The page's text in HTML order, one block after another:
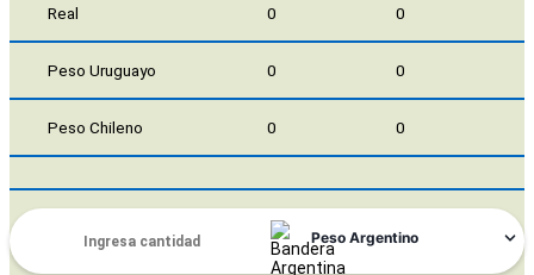
Real 0 0
Peso Uruguayo 0 0
Peso Chileno 0 0